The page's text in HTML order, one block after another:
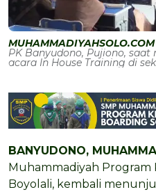
PK Banyudono, Pujiono,
acara In House Training di
BANYUDONO,
Muhammadiyah Program
Boyolali, kembali